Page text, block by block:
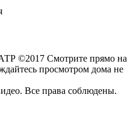
©2017 Смотрите прямо на
просмотром дома не
Все права соблюдены.